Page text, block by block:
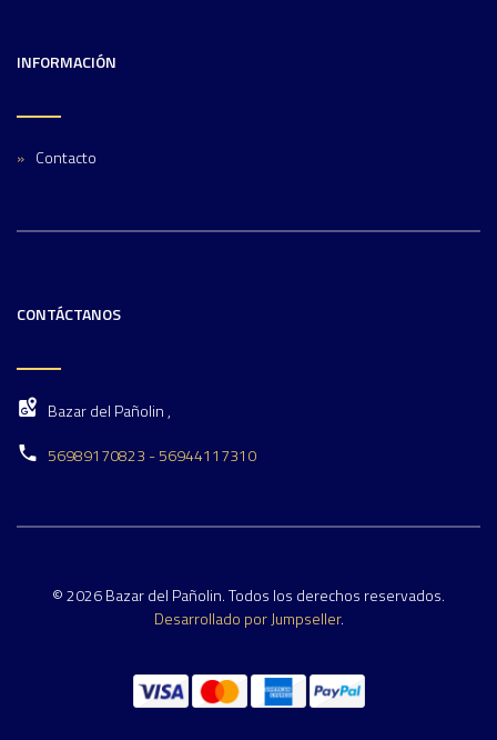
INFORMACIÓN
Contacto
CONTÁCTANOS
Bazar del Pañolin ,
56989170823 - 56944117310
© 2026 Bazar del Pañolin. Todos los derechos reservados.
Desarrollado por Jumpseller.